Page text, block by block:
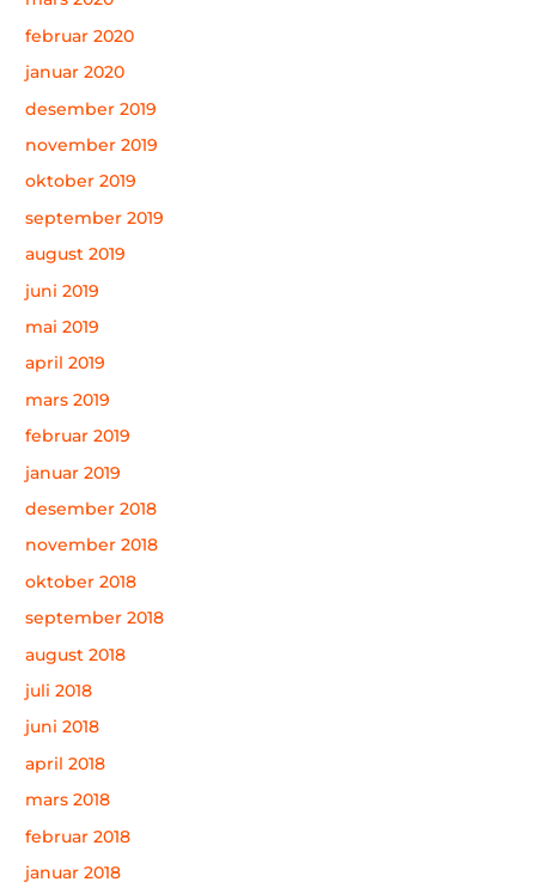
februar 2020
januar 2020
desember 2019
november 2019
oktober 2019
september 2019
august 2019
juni 2019
mai 2019
april 2019
mars 2019
februar 2019
januar 2019
desember 2018
november 2018
oktober 2018
september 2018
august 2018
juli 2018
juni 2018
april 2018
mars 2018
februar 2018
januar 2018